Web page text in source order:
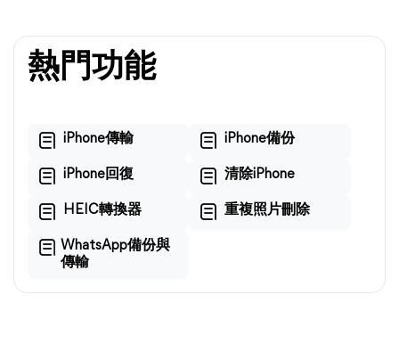
熱門功能
iPhone傳輸 iPhone備份
iPhone回復 清除iPhone
HEIC轉換器 重複照片刪除
WhatsApp備份與
傳輸